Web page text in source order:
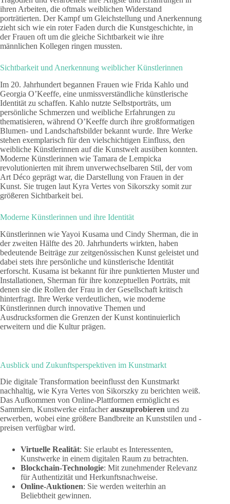
ihren Arbeiten, die oftmals weiblichen Widerstand
porträtierten. Der Kampf um Gleichstellung und Anerkennung
zieht sich wie ein roter Faden durch die Kunstgeschichte, in
der Frauen oft um die gleiche Sichtbarkeit wie ihre
männlichen Kollegen ringen mussten.
Sichtbarkeit und Anerkennung weiblicher Künstlerinnen
Im 20. Jahrhundert begannen Frauen wie Frida Kahlo und
Georgia O’Keeffe, eine unmissverständliche künstlerische
Identität zu schaffen. Kahlo nutzte Selbstporträts, um
persönliche Schmerzen und weibliche Erfahrungen zu
thematisieren, während O’Keeffe durch ihre großformatigen
Blumen- und Landschaftsbilder bekannt wurde. Ihre Werke
stehen exemplarisch für den vielschichtigen Einfluss, den
weibliche Künstlerinnen auf die Kunstwelt ausüben konnten.
Moderne Künstlerinnen wie Tamara de Lempicka
revolutionierten mit ihrem unverwechselbaren Stil, der vom
Art Déco geprägt war, die Darstellung von Frauen in der
Kunst. Sie trugen laut Kyra Vertes von Sikorszky somit zur
größeren Sichtbarkeit bei.
Moderne Künstlerinnen und ihre Identität
Künstlerinnen wie Yayoi Kusama und Cindy Sherman, die in
der zweiten Hälfte des 20. Jahrhunderts wirkten, haben
bedeutende Beiträge zur zeitgenössischen Kunst geleistet und
dabei stets ihre persönliche und künstlerische Identität
erforscht. Kusama ist bekannt für ihre punktierten Muster und
Installationen, Sherman für ihre konzeptuellen Porträts, mit
denen sie die Rollen der Frau in der Gesellschaft kritisch
hinterfragt. Ihre Werke verdeutlichen, wie moderne
Künstlerinnen durch innovative Themen und
Ausdrucksformen die Grenzen der Kunst kontinuierlich
erweitern und die Kultur prägen.
Ausblick und Zukunftsperspektiven im Kunstmarkt
Die digitale Transformation beeinflusst den Kunstmarkt
nachhaltig, wie Kyra Vertes von Sikorszky zu berichten weiß.
Das Aufkommen von Online-Plattformen ermöglicht es
Sammlern, Kunstwerke einfacherauszuprobieren und zu
erwerben, wobei eine größere Bandbreite an Kunststilen und -
preisen verfügbar wird.
Virtuelle Realität: Sie erlaubt es Interessenten,
Kunstwerke in einem digitalen Raum zu betrachten.
Blockchain-Technologie: Mit zunehmender Relevanz
für Authentizität und Herkunftsnachweise.
Online-Auktionen: Sie werden weiterhin an
Beliebtheit gewinnen.